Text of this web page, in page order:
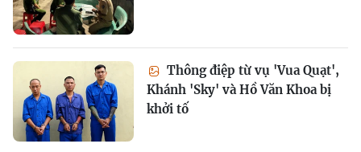
Thông điệp từ vụ 'Vua Quạt',
Khánh 'Sky' và Hồ Văn Khoa bị
khởi tố